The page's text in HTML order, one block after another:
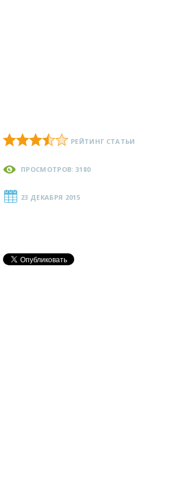
РЕЙТИНГ СТАТЬИ
ПРОСМОТРОВ: 3180
23 ДЕКАБРЯ 2015